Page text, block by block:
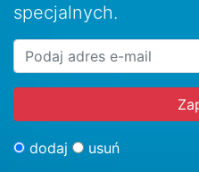
specjalnych.
dodaj usuń